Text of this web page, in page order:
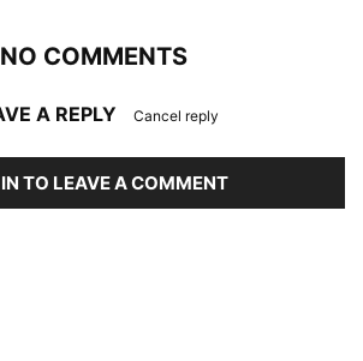
NO COMMENTS
A REPLY Cancel reply
TO LEAVE A COMMENT